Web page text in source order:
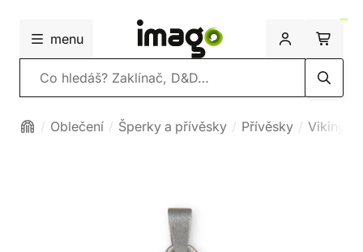
menu
Vyhledávání
Oblečení Šperky a přívěsky Přívěsky